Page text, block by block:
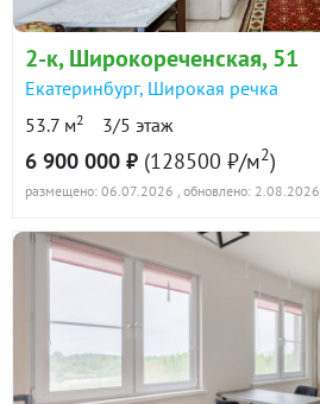
2-к, Широкореченская, 51
Екатеринбург, Широкая речка
53.7 м2 3/5 этаж
6 900 000 ₽ (128500 ₽/м2)
размещено: 06.07.2026 , обновлено: 2.08.2026